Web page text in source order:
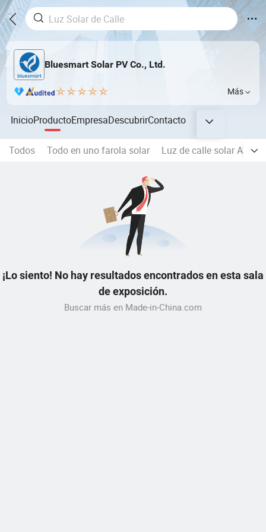
Bluesmart Solar PV Co., Ltd.
Más
InicioProductoEmpresaDescubrirContacto
Todos Todo en uno farola solar Luz de calle solar AIO
¡Lo siento! No hay resultados encontrados en esta sala
de exposición.
Buscar más en Made-in-China.com